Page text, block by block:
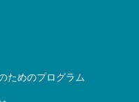
ためのプログラム